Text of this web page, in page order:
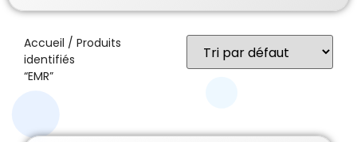
Accueil / Produits
identifiés
“EMR”